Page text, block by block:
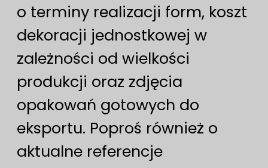
o terminy realizacji form, koszt
dekoracji jednostkowej w
zależności od wielkości
produkcji oraz zdjęcia
opakowań gotowych do
eksportu. Poproś również o
aktualne referencje